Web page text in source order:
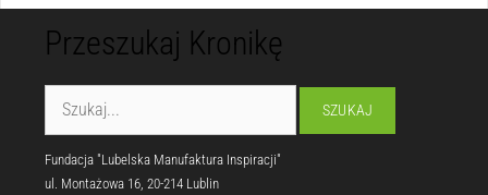
Przeszukaj Kronikę
Fundacja "Lubelska Manufaktura Inspiracji"
ul. Montażowa 16, 20-214 Lublin